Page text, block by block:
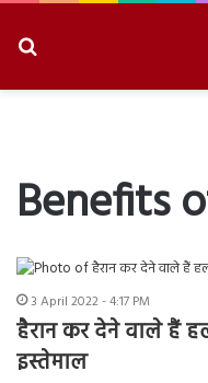
Benefits
3 April 2022 - 4:17 PM
हैरान कर देने वाले हैं
इस्तेमाल